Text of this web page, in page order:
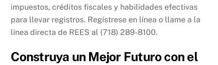
impuestos, créditos fiscales y habilidades efectivas
para llevar registros. Regístrese en línea o llame a la
línea directa de REES al (718) 289-8100.
Construya un Mejor Futuro con el